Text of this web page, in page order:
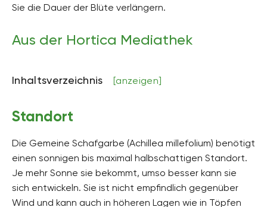
Bodenart
Bodenfeuchte
mäßig feucht, frisch
Sie die Dauer der Blüte verlängern.
Aus der Hortica Mediathek
Inhaltsverzeichnis [anzeigen]
Standort
Die Gemeine Schafgarbe (Achillea millefolium) benötigt
einen sonnigen bis maximal halbschattigen Standort.
Je mehr Sonne sie bekommt, umso besser kann sie
sich entwickeln. Sie ist nicht empfindlich gegenüber
Wind und kann auch in höheren Lagen wie in Töpfen